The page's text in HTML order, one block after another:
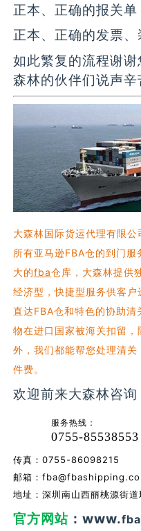
正本、正确的报关单
正本、正确的发票
如此繁复的流程谢
森林的伙伴们说声辛
大森林国际货运代理有限
所有亚马逊FBA仓的到门
大的fba仓库，大森林提供
经济型，快捷型服务供客
直达FBA仓和特色的协助
物在进口国家被海关扣留
外，我们都能帮您处理清
件费。
欢迎前来大森林咨询
服务热线：
0755-85538553
传真：0755-86098215
邮箱：
地址：深圳南山西丽桃源街
官方网站 ：www.